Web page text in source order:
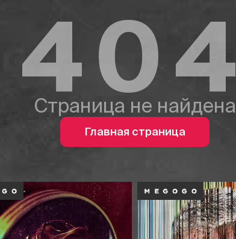
404
Страница не найдена
Главная страница